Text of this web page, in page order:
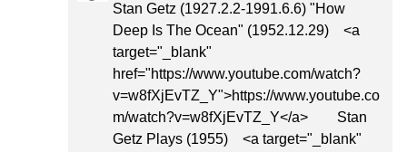
Stan Getz (1927.2.2-1991.6.6) "How
Deep Is The Ocean" (1952.12.29) <a
target="_blank"
href="https://www.youtube.com/watch?
v=w8fXjEvTZ_Y">https://www.youtube.co
m/watch?v=w8fXjEvTZ_Y</a> Stan
Getz Plays (1955) <a target="_blank"